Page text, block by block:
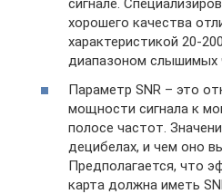
сигнале.
хорошего качества
характеристикой 20-
диапазоном слышимых
Параметр SNR – это
мощности сигнала к
полосе частот.
децибелах, и чем оно
Предполагается, что
карта должна иметь